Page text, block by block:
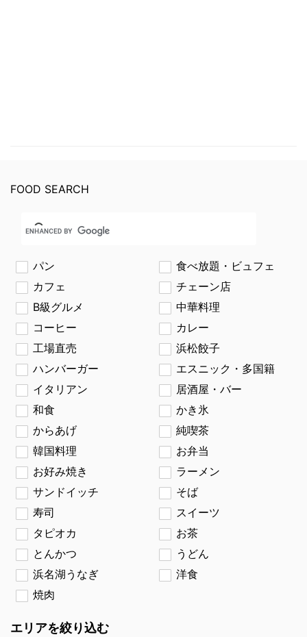
FOOD SEARCH
パン
食べ放題・ビュフェ
カフェ
チェーン店
B級グルメ
中華料理
コーヒー
カレー
工場直売
浜松餃子
ハンバーガー
エスニック・多国籍
イタリアン
居酒屋・バー
和食
かき氷
からあげ
純喫茶
韓国料理
お弁当
お好み焼き
ラーメン
サンドイッチ
そば
寿司
スイーツ
タピオカ
お茶
とんかつ
うどん
浜名湖うなぎ
洋食
焼肉
エリアを絞り込む